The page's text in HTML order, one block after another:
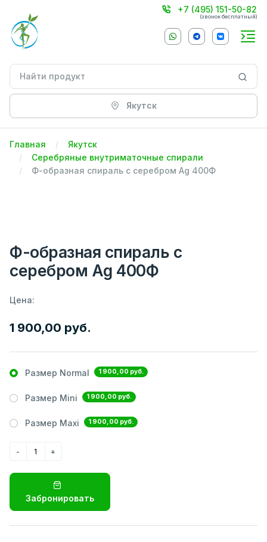
+7 (495) 151-50-82
(звонок бесплатный)
Якутск
Главная
Якутск
Серебряные внутриматочные спирали
Ф-образная спираль с серебром Ag 400Ф
Ф-образная спираль с
серебром Ag 400Ф
Цена:
1 900,00 руб.
Размер Normal 1 900,00 руб.
Размер Mini 1 900,00 руб.
Размер Maxi 1 900,00 руб.
Забронировать